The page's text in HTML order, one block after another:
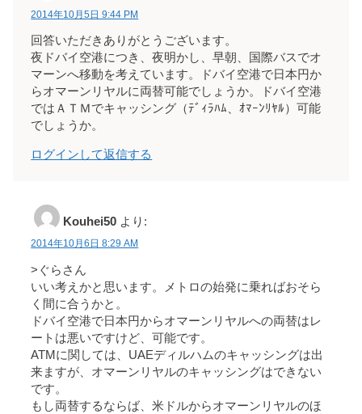
2014年10月5日 9:44 PM
回答いただきありがとうございます。
夜ドバイ空港につき、夜明かし、早朝、国際バスでオ
マーンへ移動を考えています。ドバイ空港で日本円か
らオマーンリヤルに両替可能でしょうか。ドバイ空港
ではＡＴＭでキャッシング（ﾃﾞｨﾗﾊﾑ、ｵﾏｰﾝﾘﾔﾙ）可能
でしょうか。
ログインして返信する
Kouhei50 より:
2014年10月6日 8:29 AM
>ぐらさん
いい考えかと思います。メトロの始発に乗ればおそら
く間に合うかと。
ドバイ空港で日本円からオマーンリヤルへの両替はレ
ートは悪いですけど、可能です。
ATMに関しては、UAEディルハムのキャッシングは出
来ますが、オマーンリヤルのキャッシングはできない
です。
もし両替するならば、米ドルからオマーンリヤルのほ